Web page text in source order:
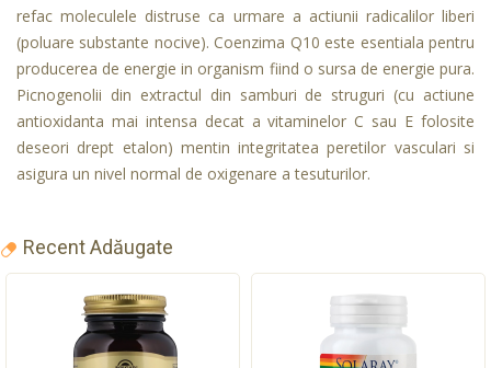
refac moleculele distruse ca urmare a actiunii radicalilor liberi
(poluare substante nocive). Coenzima Q10 este esentiala pentru
producerea de energie in organism fiind o sursa de energie pura.
Picnogenolii din extractul din samburi de struguri (cu actiune
antioxidanta mai intensa decat a vitaminelor C sau E folosite
deseori drept etalon) mentin integritatea peretilor vasculari si
asigura un nivel normal de oxigenare a tesuturilor.
Recent Adăugate